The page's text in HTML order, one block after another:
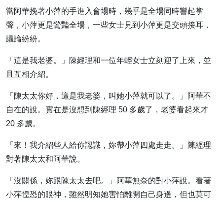
當阿華挽著小萍的手進入會場時，幾乎是全場同時響起掌
聲，小萍更是驚豔全場，一些女士見到小萍更是交頭接耳，
議論紛紛。
「這是我老婆。」陳經理和一位年輕女士立刻迎了上來，並
且互相介紹。
「陳太太你好，這是我老婆，叫她小萍就可以了。」阿華不
自在的說。實在是沒想到陳經理 50 多歲了，老婆看起來才
20 多歲。
「來！我介紹些人給你認識，妳帶小萍四處走走。」陳經理
對著陳太太和阿華說。
「沒關係，妳跟陳太太去吧。」阿華無奈的對小萍說。看著
小萍惶恐的眼神，雖然明知她害怕離開自己身邊，但也莫可